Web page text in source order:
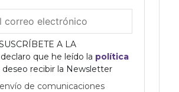
A LA
declaro que he leído la política
deseo recibir la Newsletter
de comunicaciones